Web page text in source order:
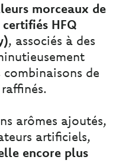
morceaux de
HFQ
, associés à des
de
arômes ajoutés,
artificiels,
encore plus